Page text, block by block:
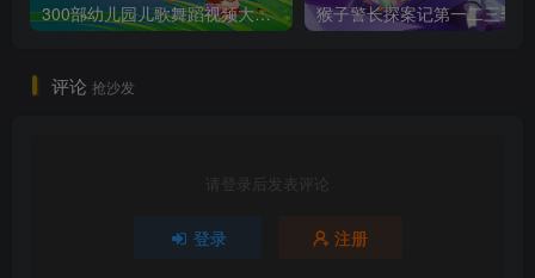
300部幼儿园儿歌舞蹈视频大合集
评论 抢沙发
请登录后发表评论
登录 注册